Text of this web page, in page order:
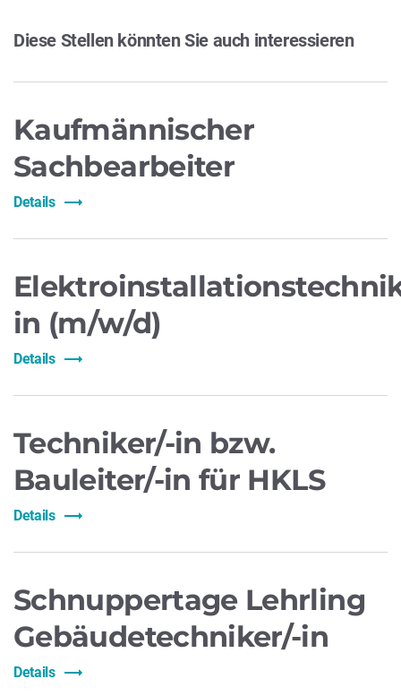
Diese Stellen könnten Sie auch interessieren
Kaufmännischer
Sachbearbeiter
Details
in (m/w/d)
Details
Techniker/-in bzw.
Bauleiter/-in für HKLS
Details
Schnuppertage Lehrling
Gebäudetechniker/-in
Details